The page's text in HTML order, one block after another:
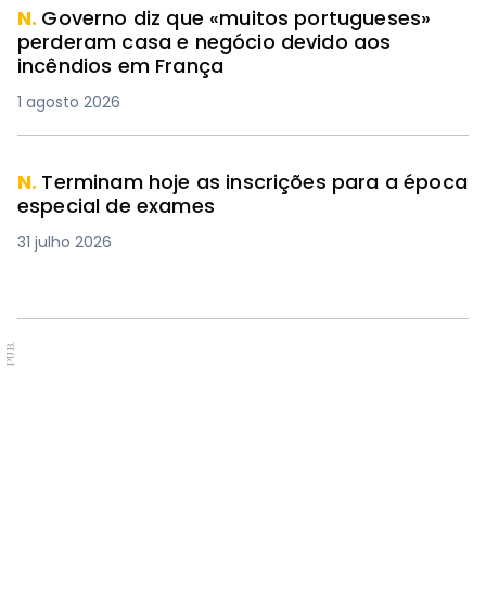
N. Governo diz que «muitos portugueses»
perderam casa e negócio devido aos
incêndios em França
1 agosto 2026
N. Terminam hoje as inscrições para a época
especial de exames
31 julho 2026
PUB.